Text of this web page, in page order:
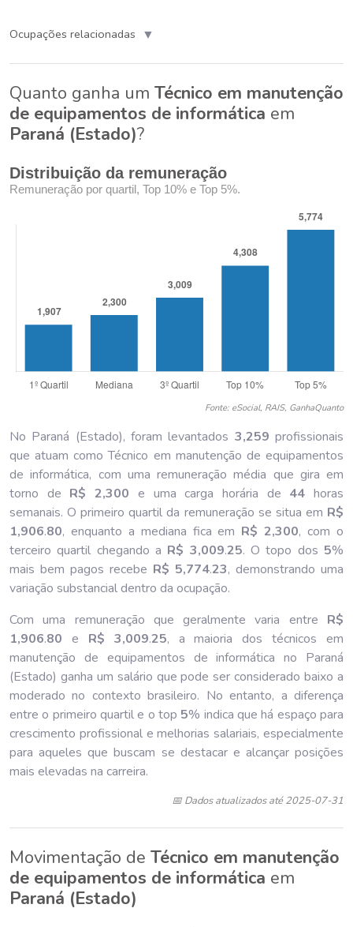
Ocupações relacionadas ▼
Quanto ganha um Técnico em manutenção
de equipamentos de informática em
Paraná (Estado)?
Distribuição da remuneração
Remuneração por quartil, Top 10% e Top 5%.
Fonte: eSocial, RAIS, GanhaQuanto
No Paraná (Estado), foram levantados 3,259 profissionais
que atuam como Técnico em manutenção de equipamentos
de informática, com uma remuneração média que gira em
torno de R$ 2,300 e uma carga horária de 44 horas
semanais. O primeiro quartil da remuneração se situa em R$
1,906.80, enquanto a mediana fica em R$ 2,300, com o
terceiro quartil chegando a R$ 3,009.25. O topo dos 5%
mais bem pagos recebe R$ 5,774.23, demonstrando uma
variação substancial dentro da ocupação.
Com uma remuneração que geralmente varia entre R$
1,906.80 e R$ 3,009.25, a maioria dos técnicos em
manutenção de equipamentos de informática no Paraná
(Estado) ganha um salário que pode ser considerado baixo a
moderado no contexto brasileiro. No entanto, a diferença
entre o primeiro quartil e o top 5% indica que há espaço para
crescimento profissional e melhorias salariais, especialmente
para aqueles que buscam se destacar e alcançar posições
mais elevadas na carreira.
📅 Dados atualizados até 2025-07-31
Movimentação de Técnico em manutenção
de equipamentos de informática em
Paraná (Estado)